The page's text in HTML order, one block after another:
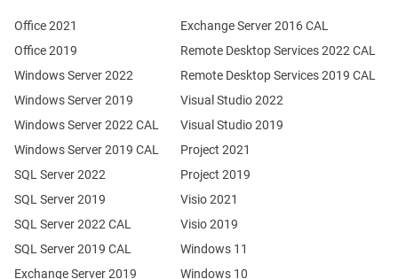
Office 2021
Office 2019
Windows Server 2022
Windows Server 2019
Exchange Server 2019
SQL Server 2022
SQL Server 2019
Windows Server 2022 CAL
Windows Server 2019 CAL
SQL Server 2022 CAL
SQL Server 2019 CAL
Remote Desktop Services 2022 CAL
Remote Desktop Services 2019 CAL
Exchange Server 2016 CAL
Visual Studio 2022
Visual Studio 2019
Project 2021
Project 2019
Visio 2021
Visio 2019
Windows 11
Windows 10